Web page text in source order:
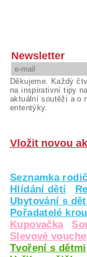
Newsletter
Děkujeme. Každý
na inspirativní tipy
aktuální soutěži a o
ententýky.
Vložit novou
Seznamka
Hlídání dětí
Ubytování s
Pořadatelé
Kupovačka
Slevové
Tvoření s dětmi